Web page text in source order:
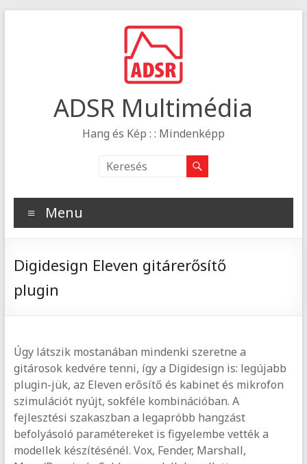
ADSR Multimédia
Hang és Kép : : Mindenképp
Menu
Digidesign Eleven gitárerősítő
plugin
Úgy látszik mostanában mindenki szeretne a
gitárosok kedvére tenni, így a Digidesign is: legújabb
plugin-jük, az Eleven erősítő és kabinet és mikrofon
szimulációt nyújt, sokféle kombinációban. A
fejlesztési szakaszban a legapróbb hangzást
befolyásoló paramétereket is figyelembe vették a
modellek készítésénél. Vox, Fender, Marshall,